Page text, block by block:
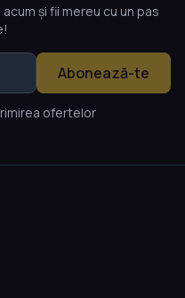
și fii mereu cu un pas
Abonează-te
ofertelor